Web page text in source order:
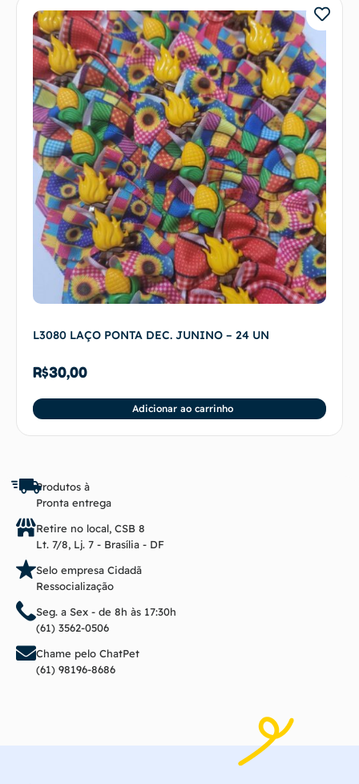
L3080 LAÇO PONTA DEC. JUNINO – 24 UN
R$30,00
Adicionar ao carrinho
Produtos à
Pronta entrega
Retire no local, CSB 8
Lt. 7/8, Lj. 7 - Brasília - DF
Selo empresa Cidadã
Ressocialização
Seg. a Sex - de 8h às 17:30h
(61) 3562-0506
Chame pelo ChatPet
(61) 98196-8686